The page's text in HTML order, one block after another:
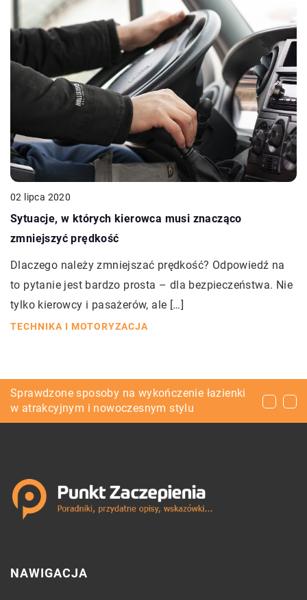
02 lipca 2020
Sytuacje, w których kierowca musi znacząco
zmniejszyć prędkość
Dlaczego należy zmniejszać prędkość? Odpowiedź na
to pytanie jest bardzo prosta – dla bezpieczeństwa. Nie
tylko kierowcy i pasażerów, ale […]
TECHNIKA I MOTORYZACJA
Ile kosztują komplety wypoczynkowe?
Sprawdzone sposoby na wykończenie łazienki
w atrakcyjnym i nowoczesnym stylu
Do tych wnętrz doskonale pasuje żyrandol
NAWIGACJA